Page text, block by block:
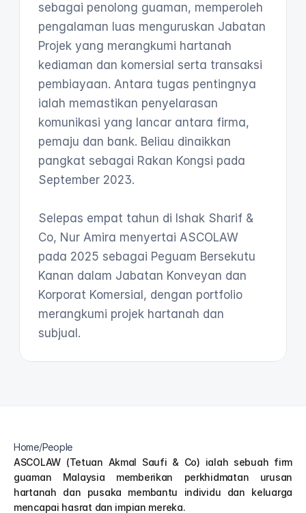
sebagai penolong guaman, memperoleh
pengalaman luas menguruskan Jabatan
Projek yang merangkumi hartanah
kediaman dan komersial serta transaksi
pembiayaan. Antara tugas pentingnya
ialah memastikan penyelarasan
komunikasi yang lancar antara firma,
pemaju dan bank. Beliau dinaikkan
pangkat sebagai Rakan Kongsi pada
September 2023.
Selepas empat tahun di Ishak Sharif &
Co, Nur Amira menyertai ASCOLAW
pada 2025 sebagai Peguam Bersekutu
Kanan dalam Jabatan Konveyan dan
Korporat Komersial, dengan portfolio
merangkumi projek hartanah dan
subjual.
Home/People
ASCOLAW (Tetuan Akmal Saufi & Co) ialah sebuah firm
guaman Malaysia memberikan perkhidmatan urusan
hartanah dan pusaka membantu individu dan keluarga
mencapai hasrat dan impian mereka.